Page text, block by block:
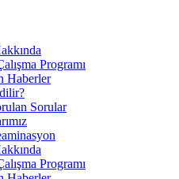
Programı
Haberler
Sorular
Programı